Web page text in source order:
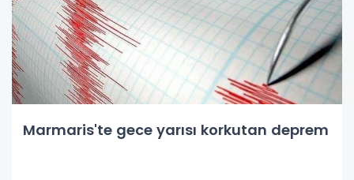
Marmaris'te gece yarısı korkutan deprem